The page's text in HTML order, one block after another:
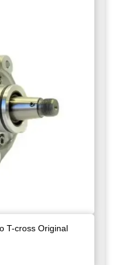
T-cross Original